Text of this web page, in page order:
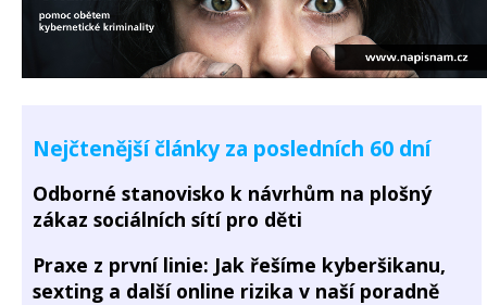
Nejčtenější články za posledních 60 dní
Odborné stanovisko k návrhům na plošný
zákaz sociálních sítí pro děti
Praxe z první linie: Jak řešíme kyberšikanu,
sexting a další online rizika v naší poradně